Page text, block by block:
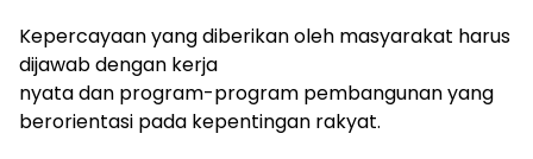
Kepercayaan yang diberikan oleh masyarakat harus
dijawab dengan kerja
nyata dan program-program pembangunan yang
berorientasi pada kepentingan rakyat.